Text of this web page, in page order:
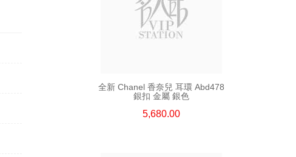
全新 Chanel 香奈兒 耳環 Abd478
銀扣 金屬 銀色
5,680.00